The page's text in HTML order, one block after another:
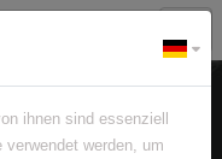
ihnen sind essenziell
verwendet werden, um